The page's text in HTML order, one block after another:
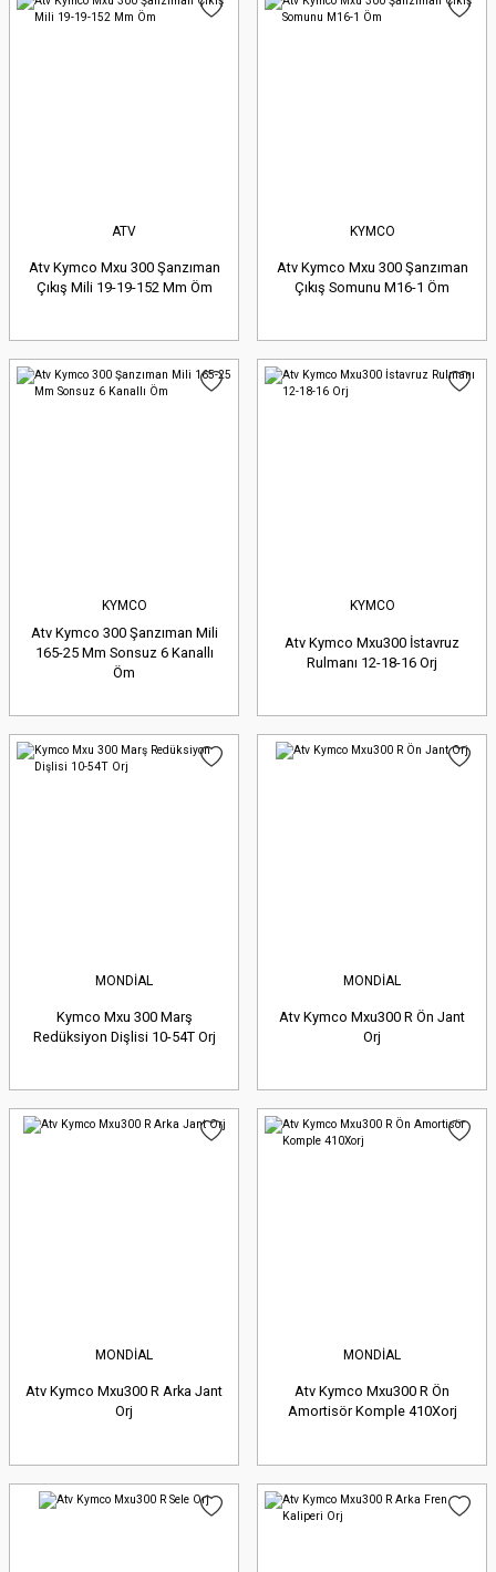
ATV
Atv Kymco Mxu 300 Şanzıman
Çıkış Mili 19-19-152 Mm Öm
KYMCO
Atv Kymco Mxu 300 Şanzıman
Çıkış Somunu M16-1 Öm
KYMCO
Atv Kymco 300 Şanzıman Mili
165-25 Mm Sonsuz 6 Kanallı
Öm
KYMCO
Atv Kymco Mxu300 İstavruz
Rulmanı 12-18-16 Orj
MONDİAL
Kymco Mxu 300 Marş
Redüksiyon Dişlisi 10-54T Orj
MONDİAL
Atv Kymco Mxu300 R Ön Jant
Orj
MONDİAL
Atv Kymco Mxu300 R Arka Jant
Orj
MONDİAL
Atv Kymco Mxu300 R Ön
Amortisör Komple 410Xorj